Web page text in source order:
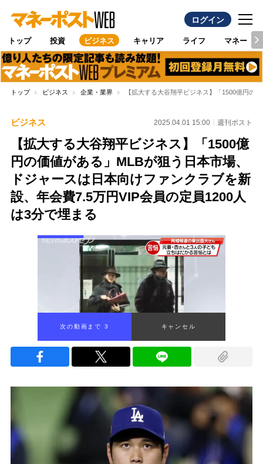
ログイン
トップ 投資 ビジネス キャリア ライフ マネー
トップ ビジネス 企業・業界 【拡大する大谷翔平ビジネス】「1500億円の
ビジネス 2025.04.01 15:00 週刊ポスト
【拡大する大谷翔平ビジネス】「1500億
円の価値がある」MLBが狙う日本市場、
ドジャースは日本向けファンクラブを新
設、年会費7.5万円VIP会員の定員1200人
は3分で埋まる
次の動画まで 2 キャンセル